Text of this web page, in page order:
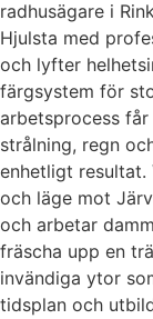
radhusägare i
Hjulsta med
och lyfter
färgsystem för
arbetsprocess
strålning, regn
enhetligt resultat.
och läge mot
och arbetar
fräscha upp en
invändiga ytor
tidsplan och